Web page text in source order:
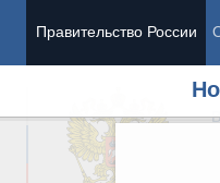
Правительство России